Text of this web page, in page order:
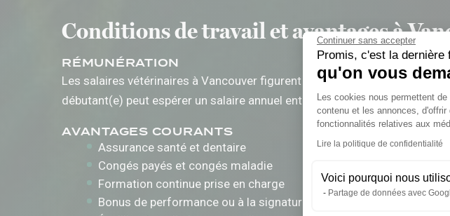
Continuer sans accepter
Promis, c'est la dernière
qu'on vous
Plateforme de
Les cookies nous permettent
contenu et les annonces, d'offrir
fonctionnalités relatives aux
Lire la politique de confidentialité
Voici pourquoi nous
Partage de données avec
Conditions de travail et avantages à
RÉMUNÉRATION
Les salaires vétérinaires à Vancouver figurent parmi les plus élevés du
débutant(e) peut espérer un salaire annuel entre 95 000 $ et 120 000 $,
AVANTAGES COURANTS
Assurance santé et dentaire
Congés payés et congés maladie
Formation continue prise en charge
Bonus de performance ou à la signature